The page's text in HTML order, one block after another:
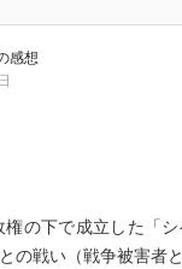
感想
権の下で成立した「
の戦い（戦争被害者